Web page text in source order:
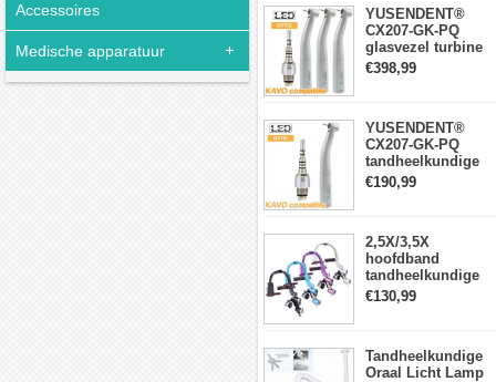
Accessoires
Medische apparatuur
YUSENDENT®
CX207-GK-PQ
glasvezel turbine
handstuk KAVO-
compatibel
x3)
€398,99
YUSENDENT®
CX207-GK-PQ
tandheelkundige
turbine-handstuk
compatibel met
€190,99
2,5X/3,5X
hoofdband
tandheelkundige
verrekijkerloepen
met 5W LED-
€130,99
Tandheelkundige
Oraal Licht Lamp